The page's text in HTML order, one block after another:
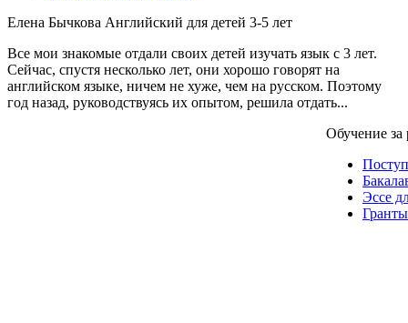
Елена Бычкова Английский для детей 3-5 лет
Все мои знакомые отдали своих детей изучать язык с 3 лет.
Сейчас, спустя несколько лет, они хорошо говорят на
английском языке, ничем не хуже, чем на русском. Поэтому
год назад, руководствуясь их опытом, решила отдать...
Обучение
Эссе